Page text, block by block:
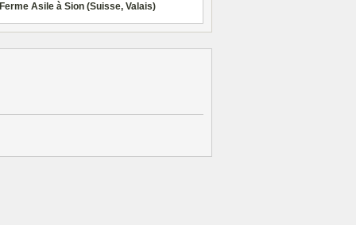
Asile à Sion (Suisse, Valais)